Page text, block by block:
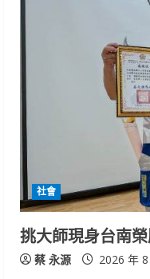
社會
挑大師現身台南
蔡 永源 2026 年